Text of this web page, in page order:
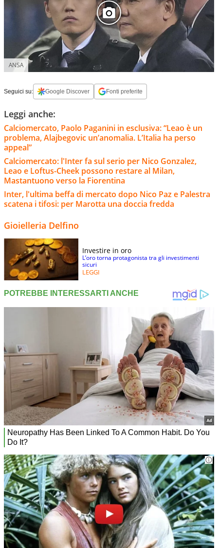
ANSA
Seguici su: Google Discover Fonti preferite
Leggi anche:
Calciomercato, Paolo Paganini in esclusiva: “Leao è un
problema, Alajbegovic un’anomalia. L’Italia ha perso
appeal”
Calciomercato: l'Inter fa sul serio per Nico Gonzalez,
Leao e Loftus-Cheek possono restare al Milan,
Mastantuono verso la Fiorentina
Inter, l'ultima beffa di mercato dopo Nico Paz e Palestra
scatena i tifosi: per Marotta una doccia fredda
Gioielleria Delfino
Investire in oro
L’oro torna protagonista tra gli investimenti
sicuri
LEGGI